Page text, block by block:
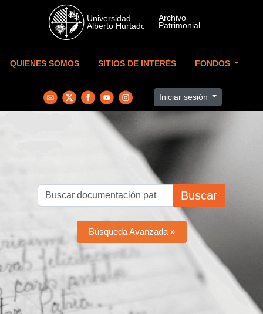
Skip to main content
QUIENES SOMOS SITIOS DE INTERÉS FONDOS
Iniciar sesión
Buscar
Búsqueda Avanzada »